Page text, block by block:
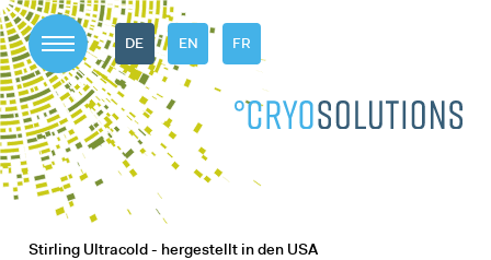
DE EN FR
Stirling Ultracold - hergestellt in den USA